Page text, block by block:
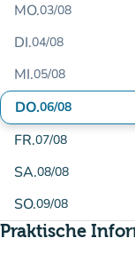
MO.03/08
DI.04/08
MI.05/08
DO.06/08
FR.07/08
SA.08/08
SO.09/08
Praktische